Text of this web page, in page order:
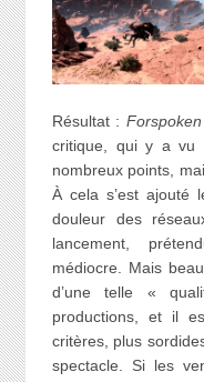
Résultat : Forspoken
critique, qui y a vu
nombreux points,
À cela s’est ajouté
douleur des
lancement,
médiocre. Mais
d’une telle «
productions, et il
critères, plus
spectacle. Si les